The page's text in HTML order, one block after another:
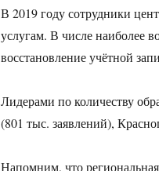
В 2019 году сотрудники
услугам. В числе наиболее
восстановление учётной
Лидерами по количеству
(801 тыс. заявлений),
Напомним, что